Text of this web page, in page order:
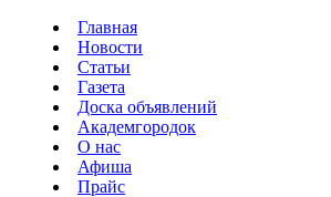
Главная
Новости
Статьи
Газета
Доска объявлений
Академгородок
О нас
Афиша
Прайс